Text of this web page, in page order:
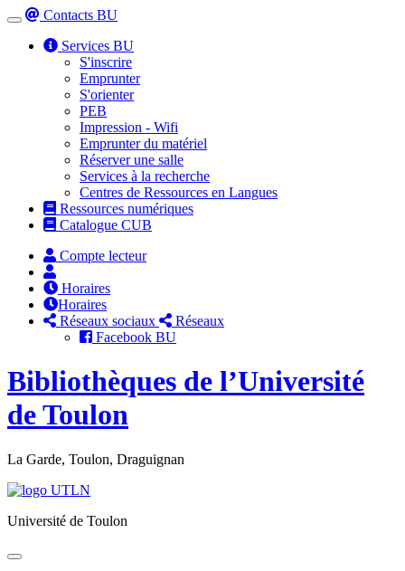
Toggle
navigation
Contacts BU
Services BU
S'inscrire
Emprunter
S'orienter
PEB
Impression - Wifi
Emprunter du matériel
Réserver une salle
Services à la recherche
Centres de Ressources en Langues
Ressources numériques
Catalogue CUB
Compte lecteur
Horaires
Horaires
Réseaux sociaux
Réseaux
Facebook BU
Bibliothèques de l’Université
de Toulon
La Garde, Toulon, Draguignan
Université de Toulon
Toggle